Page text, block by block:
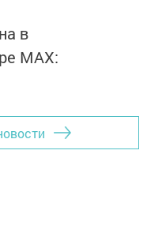
в
MАХ: